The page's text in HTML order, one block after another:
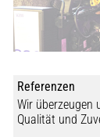
Referenzen
Wir überzeugen
Qualität und